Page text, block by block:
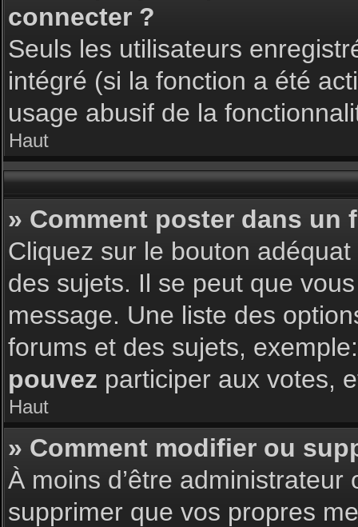
connecter ?
Seuls les utilisateurs
intégré (si la fonction a été
usage abusif de la
Haut
» Comment poster dans un
Cliquez sur le bouton
des sujets. Il se peut que
message. Une liste des
forums et des sujets,
pouvez participer aux votes,
Haut
» Comment modifier ou
À moins d’être
supprimer que vos propres